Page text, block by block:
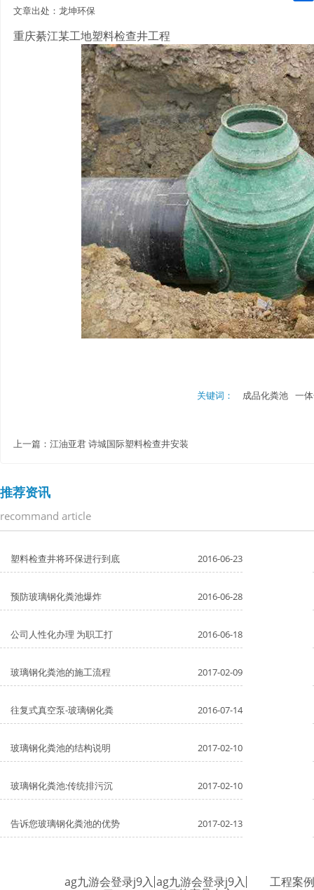
关于重庆玻璃钢化粪池的这些基础知识你都记住了吗？
四川玻璃钢化粪池选购时应该如何进行挑选？
在安装绵阳玻璃钢化粪池时可能遇到这些难题
使用成都玻璃钢化粪池的七大好处你都记住了吗？
文章出处：龙坤环保
重庆綦江某工地塑料检查井工程
关键词： 成品化粪池 一
上一篇： 江油亚君 诗城国际塑料检查井安装
推荐资讯
recommand article
塑料检查井将环保进行到底 2016-06-23
预防玻璃钢化粪池爆炸 2016-06-28
公司人性化办理 为职工打 2016-06-18
玻璃钢化粪池的施工流程 2017-02-09
往复式真空泵-玻璃钢化粪 2016-07-14
玻璃钢化粪池的结构说明 2017-02-10
玻璃钢化粪池:传统排污沉 2017-02-10
告诉您玻璃钢化粪池的优势 2017-02-13
ag九游会登录j9入 ag九游会登录j9入 工程案例